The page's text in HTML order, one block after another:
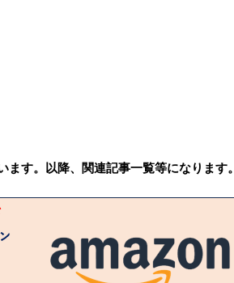
す。以降、関連記事一覧等になります。